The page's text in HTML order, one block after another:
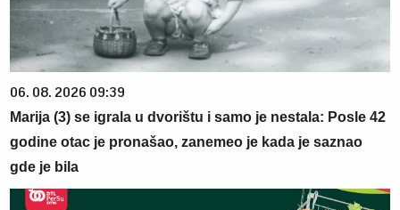
06. 08. 2026 09:39
Marija (3) se igrala u dvorištu i samo je nestala: Posle 42
godine otac je pronašao, zanemeo je kada je saznao
gde je bila